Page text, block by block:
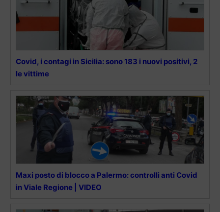
Covid, i contagi in Sicilia: sono 183 i nuovi positivi, 2
le vittime
Maxi posto di blocco a Palermo: controlli anti Covid
in Viale Regione | VIDEO